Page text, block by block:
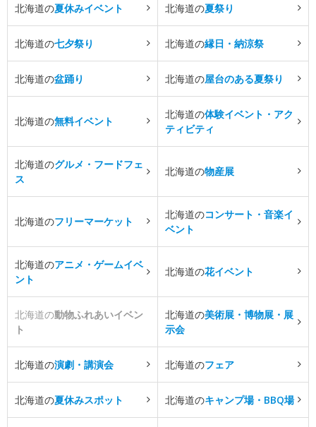
北海道の夏休みイベント 北海道の夏祭り
北海道の七夕祭り 北海道の縁日・納涼祭
北海道の盆踊り 北海道の屋台のある夏祭り
北海道の無料イベント
北海道の体験イベント・アク
ティビティ
北海道のグルメ・フードフェ
ス
北海道の物産展
北海道のフリーマーケット
北海道のコンサート・音楽イ
ベント
北海道のアニメ・ゲームイベ
ント
北海道の花イベント
北海道の動物ふれあいイベン
ト
北海道の美術展・博物展・展
示会
北海道の演劇・講演会 北海道のフェア
北海道の夏休みスポット 北海道のキャンプ場・BBQ場